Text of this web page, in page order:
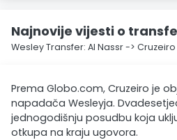
Najnovije vijesti o
Wesley Transfer: Al Nassr -> Cruzeiro
Prema Globo.com, Cruzeiro je
napadača Wesleyja.
jednogodišnju posudbu koja
otkupa na kraju ugovora.